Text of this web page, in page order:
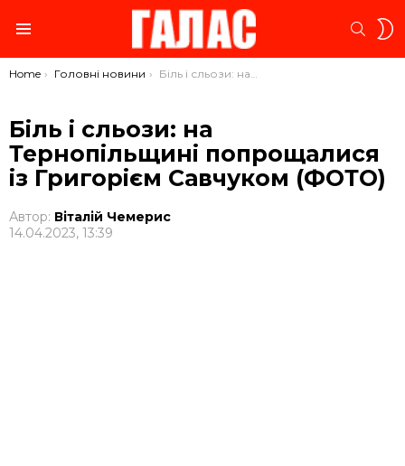
You are here:
Home Головні новини Біль і сльози: на Тернопільщині попрощалися із Григорієм Савчуком (ФОТО)
Біль і сльози: на
Тернопільщині попрощалися
із Григорієм Савчуком (ФОТО)
Автор: Віталій Чемерис
14.04.2023, 13:39